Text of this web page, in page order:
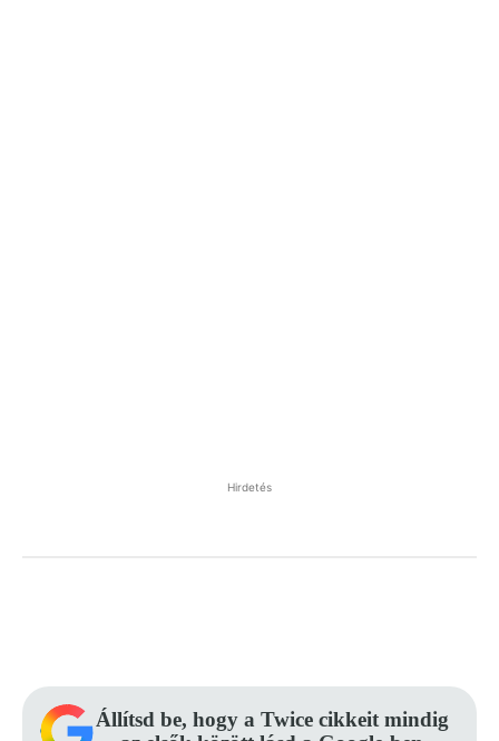
Hirdetés
Állítsd be, hogy a Twice cikkeit mindig